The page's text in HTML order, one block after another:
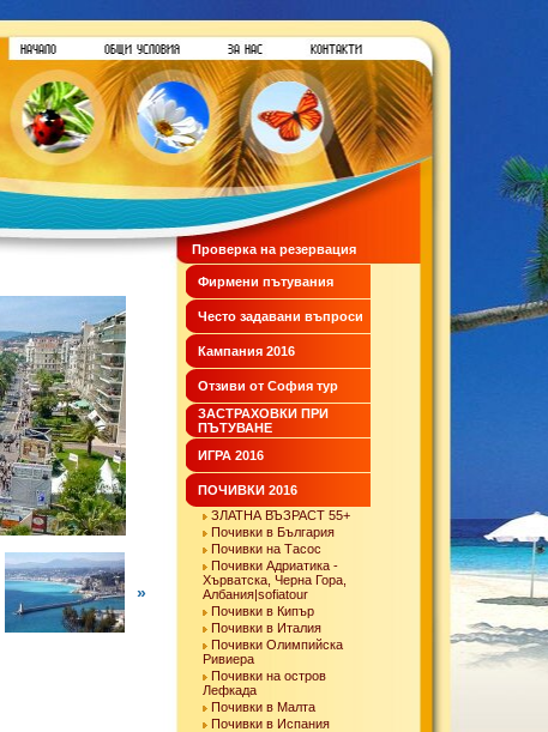
»
Проверка на резервация
Фирмени пътувания
Често задавани въпроси
Кампания 2016
Отзиви от София тур
ЗАСТРАХОВКИ ПРИ
ПЪТУВАНЕ
ИГРА 2016
ПОЧИВКИ 2016
ЗЛАТНА ВЪЗРАСТ 55+
Почивки в България
Почивки на Тасос
Почивки Адриатика -
Хърватска, Черна Гора,
Албания|sofiatour
Почивки в Кипър
Почивки в Италия
Почивки Олимпийска
Ривиера
Почивки на остров
Лефкада
Почивки в Малта
Почивки в Испания